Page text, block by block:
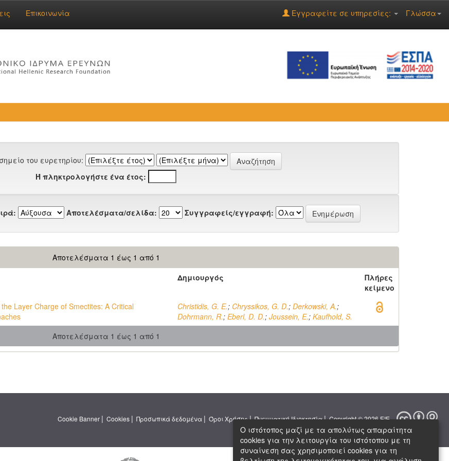
Επικοινωνία Γλώσσα
Εγγραφείτε σε υπηρεσίες:
του ευρετηρίου:
Ή πληκτρολογήστε ένα έτος:
Αποτελέσματα/σελίδα: Συγγραφείς/εγγραφή:
Αποτελέσματα 1 έως 1 από 1
Δημιουργός
Πλήρες
κείμενο
Layer Charge of Smectites: A Critical
Christidis, G. E.; Chryssikos, G. D.; Derkowski, A.;
Dohrmann, R.; Eberl, D. D.; Joussein, E.; Kaufhold, S.
Αποτελέσματα 1 έως 1 από 1
Cookie Banner | Cookies | Προσωπικά δεδομένα | Όροι Χρήσης| Πνευματική Ιδιοκτησία| Copyright © 2026 ΕΙΕ
Ο ιστότοπος μαζί με τα απολύτως απαραίτητα
cookies για την λειτουργία του ιστότοπου με τη
συναίνεση σας χρησιμοποιεί cookies για τη